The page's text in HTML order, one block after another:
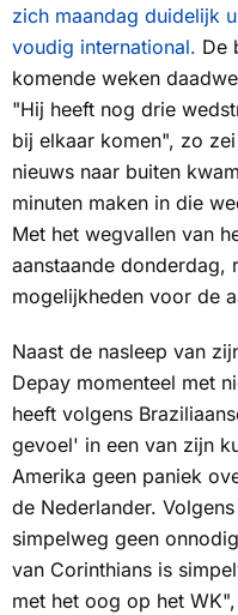
zich maandag duidelijk
voudig international. De
komende weken
"Hij heeft nog drie
bij elkaar komen", zo
nieuws naar buiten
minuten maken in die
Met het wegvallen van
aanstaande donderdag,
mogelijkheden voor de
Naast de nasleep van
Depay momenteel met
heeft volgens
gevoel' in een van zijn
Amerika geen paniek
de Nederlander.
simpelweg geen
van Corinthians is
met het oog op het